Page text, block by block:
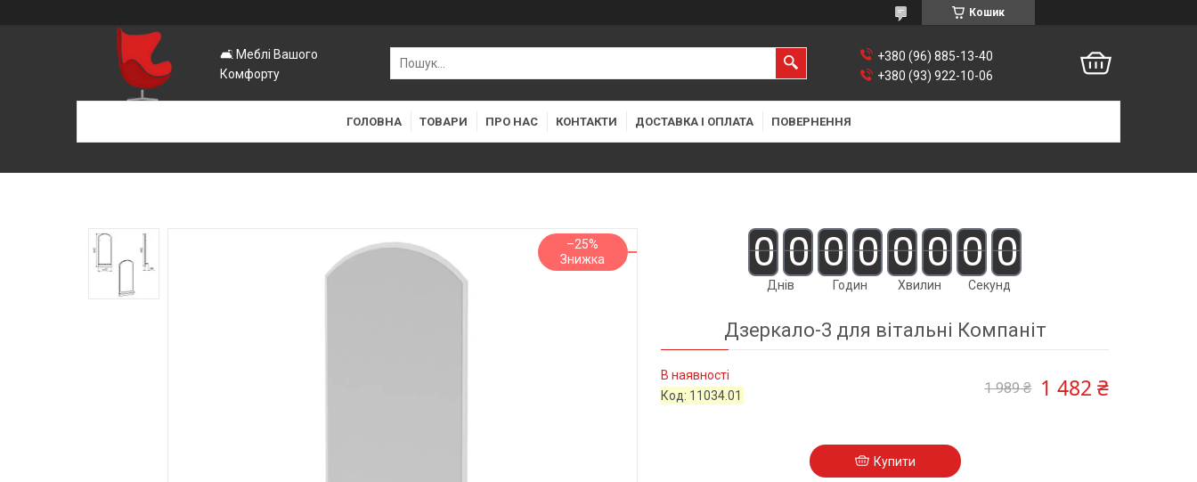
Кошик
🛋️ Меблі Вашого
Комфорту
+380 (96) 885-13-40
+380 (93) 922-10-06
ГОЛОВНА ТОВАРИ ПРО НАС КОНТАКТИ ДОСТАВКА І ОПЛАТА ПОВЕРНЕННЯ
–25% 0 0
Днів
0 0
Годин
0 0
Хвилин
0 0
Секунд
Дзеркало-3 для вітальні Компаніт
В наявності
Код: 11034.01 1 989 ₴ 1 482 ₴
Купити